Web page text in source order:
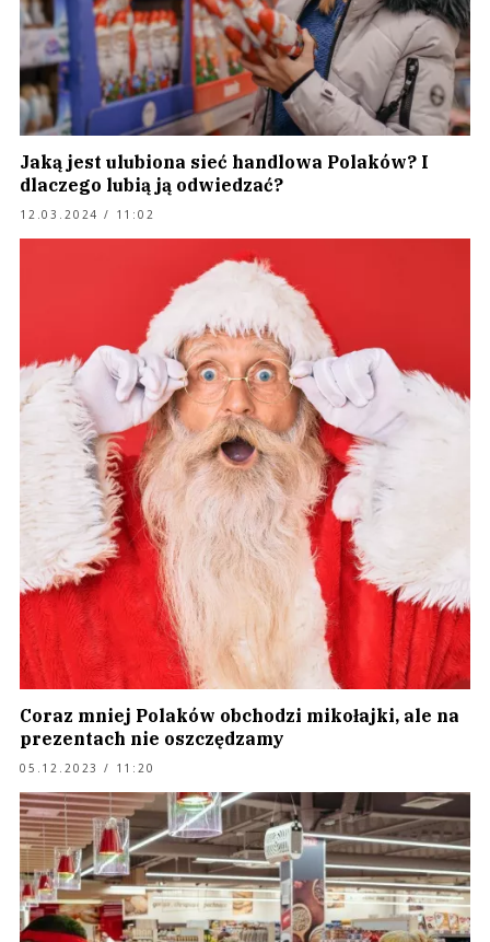
Jaką jest ulubiona sieć handlowa Polaków? I
dlaczego lubią ją odwiedzać?
12.03.2024 / 11:02
Coraz mniej Polaków obchodzi mikołajki, ale na
prezentach nie oszczędzamy
05.12.2023 / 11:20